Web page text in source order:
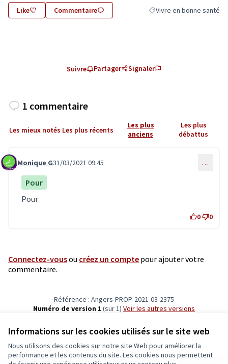
Informations sur les cookies utilisés sur le site web
Nous utilisons des cookies sur notre site Web pour améliorer la
performance et les contenus du site. Les cookies nous permettent
Like Commentaire Filtrer les résultats de la
Vivre en bonne santé
Suivre Partager Signaler
1 commentaire
Les mieux notés Les plus récents
Les plus
anciens
Les plus
débattus
Commentaire 3152
Monique G31/03/2021 09:45 …
Pour
Pour
0 0
Connectez-vousou créez un compte pour ajouter votre
commentaire.
Référence : Angers-PROP-2021-03-2375
Numéro de version 1(sur 1)
voir les autres versions
Conditions d'utilisation
Paramètres des cookies